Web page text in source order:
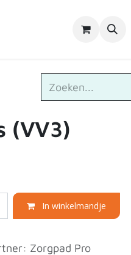
(VV3)
In winkelmandje
: Zorgpad Pro